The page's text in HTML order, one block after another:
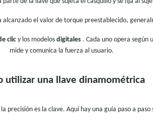
alcanzado el valor de torque preestablecido,
clic y los modelos digitales . Cada uno opera según
mide y comunica la fuerza al usuario.
utilizar una llave dinamométrica
precisión es la clave. Aquí hay una guía paso a